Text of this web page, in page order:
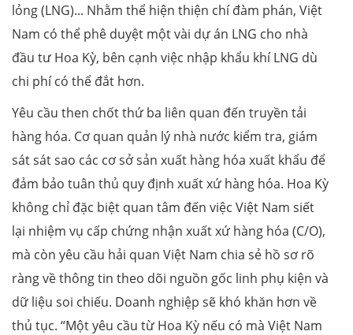
lỏng (LNG)... Nhằm thể hiện thiện chí đàm phán, Việt
Nam có thể phê duyệt một vài dự án LNG cho nhà
đầu tư Hoa Kỳ, bên cạnh việc nhập khẩu khí LNG dù
chi phí có thể đắt hơn.
Yêu cầu then chốt thứ ba liên quan đến truyền tải
hàng hóa. Cơ quan quản lý nhà nước kiểm tra, giám
sát sát sao các cơ sở sản xuất hàng hóa xuất khẩu để
đảm bảo tuân thủ quy định xuất xứ hàng hóa. Hoa Kỳ
không chỉ đặc biệt quan tâm đến việc Việt Nam siết
lại nhiệm vụ cấp chứng nhận xuất xứ hàng hóa (C/O),
mà còn yêu cầu hải quan Việt Nam chia sẻ hồ sơ rõ
ràng về thông tin theo dõi nguồn gốc linh phụ kiện và
dữ liệu soi chiếu. Doanh nghiệp sẽ khó khăn hơn về
thủ tục. “Một yêu cầu từ Hoa Kỳ nếu có mà Việt Nam